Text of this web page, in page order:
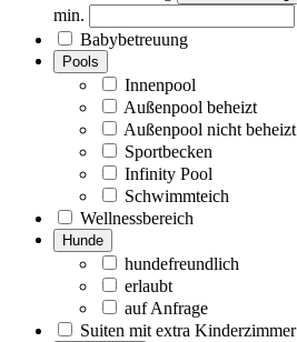
min.
Babybetreuung
Pools
Innenpool
Außenpool beheizt
Außenpool nicht beheizt
Sportbecken
Infinity Pool
Schwimmteich
Wellnessbereich
Hunde
hundefreundlich
erlaubt
auf Anfrage
Suiten mit extra Kinderzimmer